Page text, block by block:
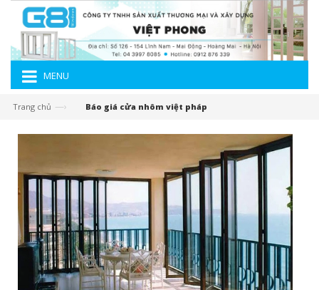
MENU
Trang chủ —› Báo giá cửa nhôm việt pháp